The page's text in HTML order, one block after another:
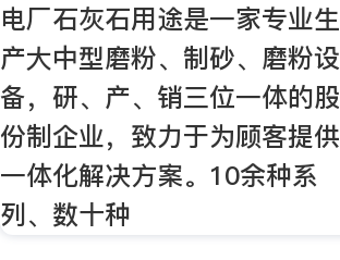
电厂石灰石用途是一家专业生
产大中型磨粉、制砂、磨粉设
备，研、产、销三位一体的股
份制企业，致力于为顾客提供
一体化解决方案。10余种系
列、数十种